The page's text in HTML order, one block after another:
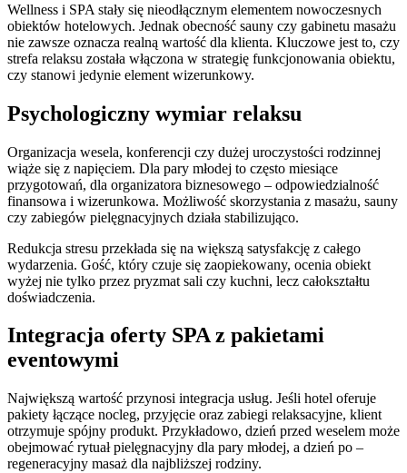
Wellness i SPA stały się nieodłącznym elementem nowoczesnych
obiektów hotelowych. Jednak obecność sauny czy gabinetu masażu
nie zawsze oznacza realną wartość dla klienta. Kluczowe jest to, czy
strefa relaksu została włączona w strategię funkcjonowania obiektu,
czy stanowi jedynie element wizerunkowy.
Psychologiczny wymiar relaksu
Organizacja wesela, konferencji czy dużej uroczystości rodzinnej
wiąże się z napięciem. Dla pary młodej to często miesiące
przygotowań, dla organizatora biznesowego – odpowiedzialność
finansowa i wizerunkowa. Możliwość skorzystania z masażu, sauny
czy zabiegów pielęgnacyjnych działa stabilizująco.
Redukcja stresu przekłada się na większą satysfakcję z całego
wydarzenia. Gość, który czuje się zaopiekowany, ocenia obiekt
wyżej nie tylko przez pryzmat sali czy kuchni, lecz całokształtu
doświadczenia.
Integracja oferty SPA z pakietami
eventowymi
Największą wartość przynosi integracja usług. Jeśli hotel oferuje
pakiety łączące nocleg, przyjęcie oraz zabiegi relaksacyjne, klient
otrzymuje spójny produkt. Przykładowo, dzień przed weselem może
obejmować rytuał pielęgnacyjny dla pary młodej, a dzień po –
regeneracyjny masaż dla najbliższej rodziny.